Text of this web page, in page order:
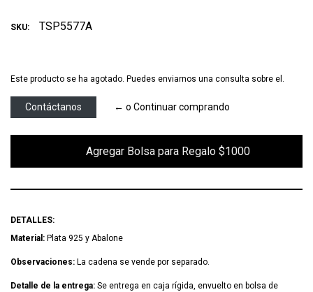
SKU: TSP5577A
Este producto se ha agotado. Puedes enviarnos una consulta sobre el.
Contáctanos ← o Continuar comprando
DETALLES:
Material: Plata 925 y Abalone
Observaciones: La cadena se vende por separado.
Detalle de la entrega: Se entrega en caja rígida, envuelto en bolsa de